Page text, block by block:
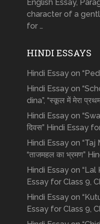
English Essay,
character of a
for …
HINDI ESSAYS
Hindi Essay on
Hindi Essay on
dina”, “स्कूल में मेरा
Hindi Essay on
दिवस” Hindi Essay
Hindi Essay on “Taj
“ताजमहल का भ्रमण”
Hindi Essay on “Lal
Essay for Class 9,
Hindi Essay on
Essay for Class 9,